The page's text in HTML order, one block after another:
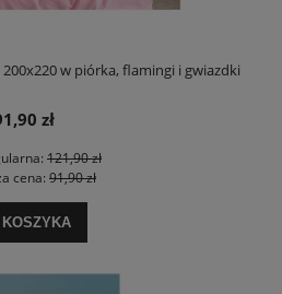
w piórka, flamingi i gwiazdki
zł
121,90 zł
cena: 91,90 zł
KOSZYKA